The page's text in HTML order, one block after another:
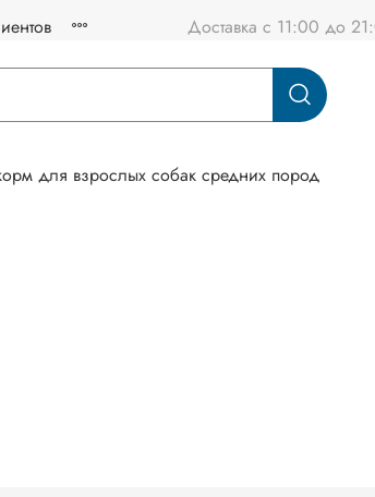
Доставка с 11:00 до
для взрослых собак средних пород